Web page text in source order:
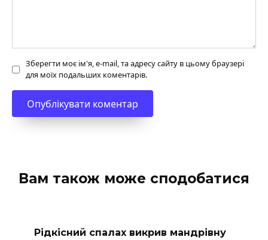
Зберегти моє ім'я, e-mail, та адресу сайту в цьому браузері
для моїх подальших коментарів.
Вам також може сподобатися
Рідкісний спалах викрив мандрівну